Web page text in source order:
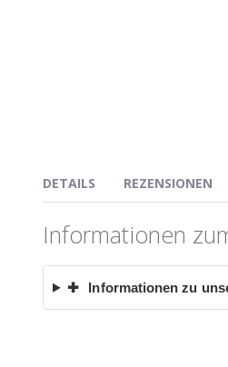
DETAILS
Informationen
✚ Informationen zu
REZENSIONEN